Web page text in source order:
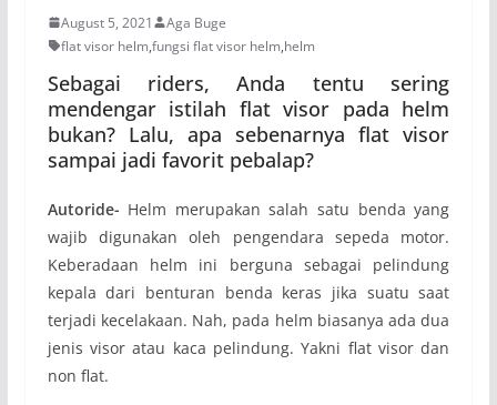
August 5, 2021
Aga Buge
flat visor helm,fungsi flat visor helm,helm
Sebagai riders, Anda tentu sering
mendengar istilah flat visor pada helm
bukan? Lalu, apa sebenarnya flat visor
sampai jadi favorit pebalap?
Autoride- Helm merupakan salah satu benda yang
wajib digunakan oleh pengendara sepeda motor.
Keberadaan helm ini berguna sebagai pelindung
kepala dari benturan benda keras jika suatu saat
terjadi kecelakaan. Nah, pada helm biasanya ada dua
jenis visor atau kaca pelindung. Yakni flat visor dan
non flat.